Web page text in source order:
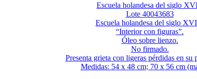
Escuela holandesa del siglo
Lote 40043683
Escuela holandesa del siglo
“Interior con figuras”.
Óleo sobre lienzo.
No firmado.
Presenta grieta con ligeras pérdidas en su
Medidas: 54 x 48 cm; 70 x 56 cm